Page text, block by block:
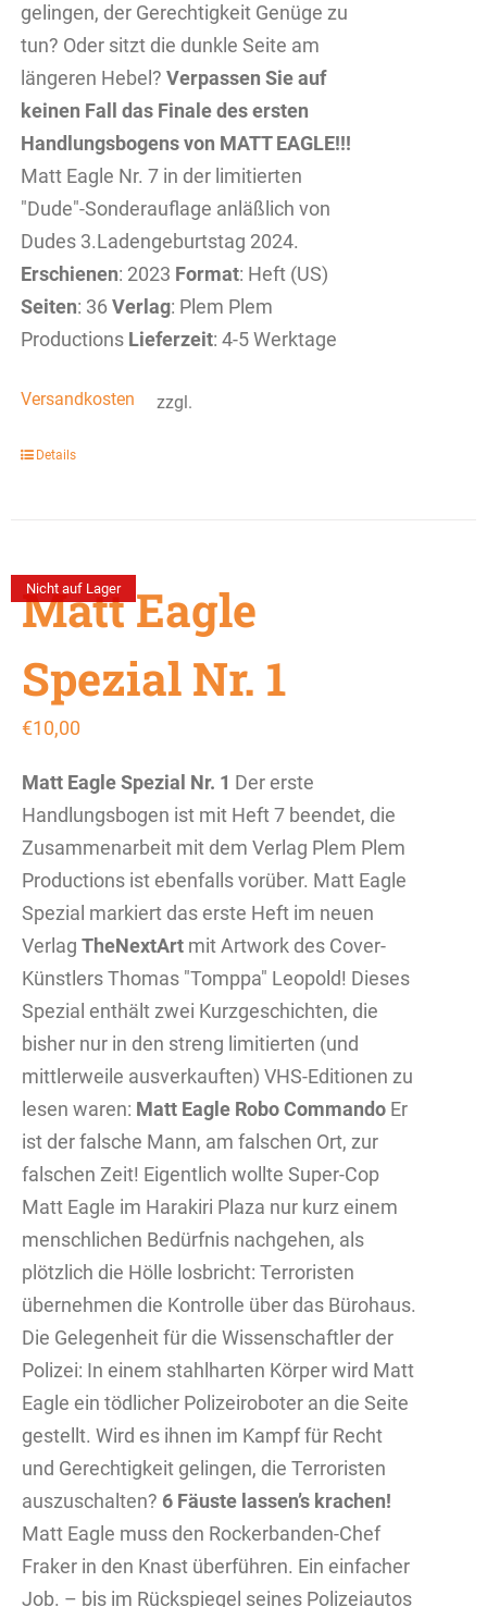
gelingen, der Gerechtigkeit Genüge zu
tun? Oder sitzt die dunkle Seite am
längeren Hebel? Verpassen Sie auf
keinen Fall das Finale des ersten
Handlungsbogens von MATT EAGLE!!!
Matt Eagle Nr. 7 in der limitierten
"Dude"-Sonderauflage anläßlich von
Dudes 3.Ladengeburtstag 2024.
Erschienen: 2023 Format: Heft (US)
Seiten: 36Verlag: Plem Plem
Productions Lieferzeit: 4-5 Werktage
zzgl.
Versandkosten
Details
Nicht auf Lager
Matt Eagle
Spezial Nr. 1
€10,00
Matt Eagle Spezial Nr. 1 Der erste
Handlungsbogen ist mit Heft 7 beendet, die
Zusammenarbeit mit dem Verlag Plem Plem
Productions ist ebenfalls vorüber. Matt Eagle
Spezial markiert das erste Heft im neuen
Verlag TheNextArt mit Artwork des Cover-
Künstlers Thomas "Tomppa" Leopold! Dieses
Spezial enthält zwei Kurzgeschichten, die
bisher nur in den streng limitierten (und
mittlerweile ausverkauften) VHS-Editionen zu
lesen waren: Matt Eagle Robo Commando Er
ist der falsche Mann, am falschen Ort, zur
falschen Zeit! Eigentlich wollte Super-Cop
Matt Eagle im Harakiri Plaza nur kurz einem
menschlichen Bedürfnis nachgehen, als
plötzlich die Hölle losbricht: Terroristen
übernehmen die Kontrolle über das Bürohaus.
Die Gelegenheit für die Wissenschaftler der
Polizei: In einem stahlharten Körper wird Matt
Eagle ein tödlicher Polizeiroboter an die Seite
gestellt. Wird es ihnen im Kampf für Recht
und Gerechtigkeit gelingen, die Terroristen
auszuschalten? 6 Fäuste lassen’s krachen!
Matt Eagle muss den Rockerbanden-Chef
Fraker in den Knast überführen. Ein einfacher
Job. – bis im Rückspiegel seines Polizeiautos